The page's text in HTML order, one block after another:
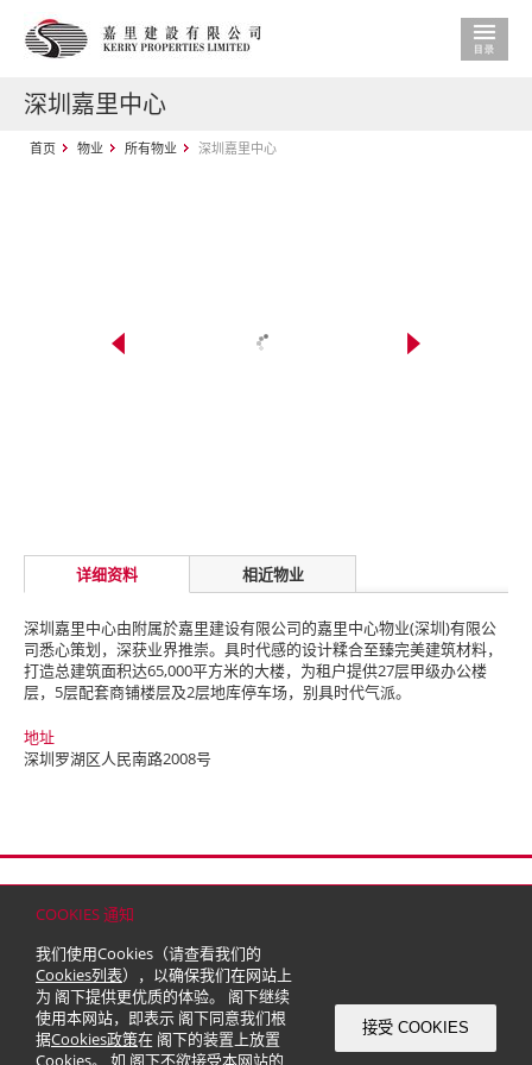
COOKIES 通知
我们使用Cookies（请查看我们的
Cookies列表），以确保我们在网站上
为 阁下提供更优质的体验。 阁下继续
使用本网站，即表示 阁下同意我们根
据Cookies政策在 阁下的装置上放置
Cookies。 如 阁下不欲接受本网站的
接受 COOKIES
深圳嘉里中心
首页 物业 所有物业 深圳嘉里中心
详细资料 相近物业
深圳嘉里中心由附属於嘉里建设有限公司的嘉里中心物业(深圳)有限公
司悉心策划，深获业界推崇。具时代感的设计糅合至臻完美建筑材料，
打造总建筑面积达65,000平方米的大楼，为租户提供27层甲级办公楼
层，5层配套商铺楼层及2层地库停车场，别具时代气派。
地址
深圳罗湖区人民南路2008号
© 2026 嘉里建设有限公司 (于百慕达注册成立之有限公司)